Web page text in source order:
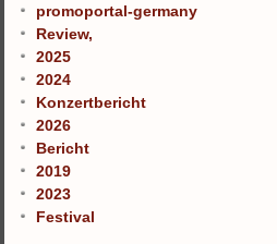
promoportal-germany
Review,
2025
2024
Konzertbericht
2026
Bericht
2019
2023
Festival